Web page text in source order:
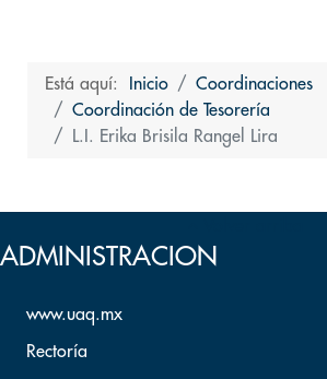
Está aquí: Inicio
Coordinaciones
Coordinación de Tesorería
L.I. Erika Brisila Rangel Lira
ADMINISTRACION
www.uaq.mx
Rectoría